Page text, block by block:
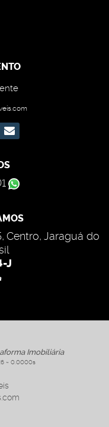
, Centro, Jaraguá do
J
Imobiliária
~ 0.0000s